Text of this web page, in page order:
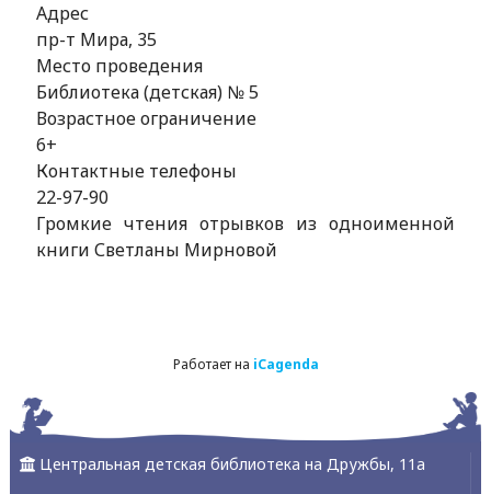
Адрес
пр-т Мира, 35
Место проведения
Библиотека (детская) № 5
Возрастное ограничение
6+
Контактные телефоны
22-97-90
Громкие чтения отрывков из одноименной
книги Светланы Мирновой
Работает на iCagenda
Центральная детская библиотека на Дружбы, 11а